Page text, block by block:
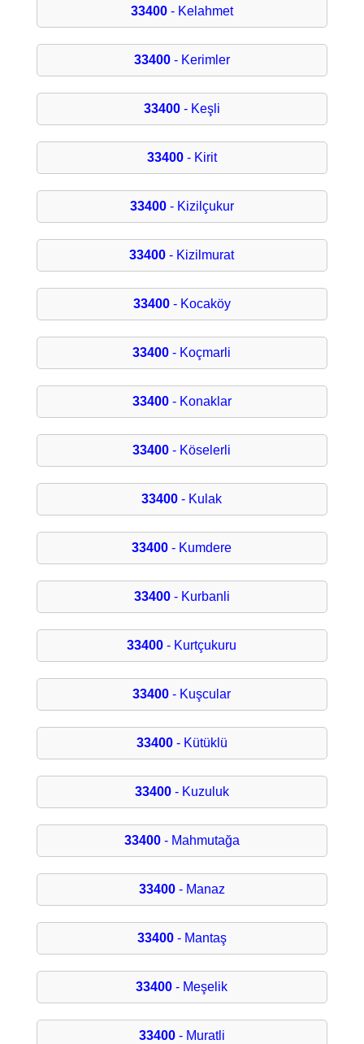
33400- Kelahmet
33400- Kerimler
33400- Keşli
33400- Kirit
33400- Kizilçukur
33400 - Kizilmurat
33400- Kocaköy
33400 - Koçmarli
33400- Konaklar
33400 - Köselerli
33400 - Kulak
33400 - Kumdere
33400- Kurbanli
33400 - Kurtçukuru
33400 - Kuşcular
33400- Kütüklü
33400- Kuzuluk
33400- Mahmutağa
33400- Manaz
33400- Mantaş
33400 - Meşelik
33400- Muratli